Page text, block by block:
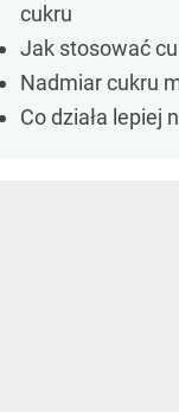
cukru
Jak stosować
Nadmiar cukru
Co działa lepiej